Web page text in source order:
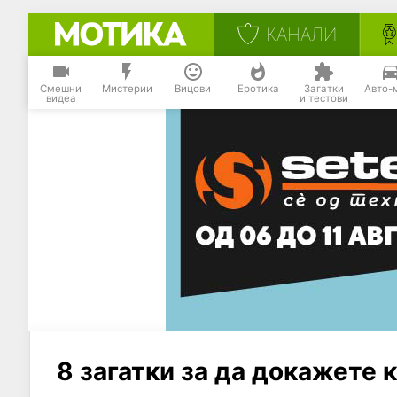
КАНАЛИ
Смешни
видеа
Мистерии Вицови Еротика Загатки
и тестови
Авто-
8 загатки за да докажете